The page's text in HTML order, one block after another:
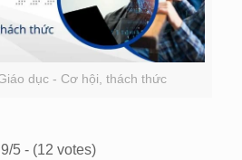
dục - Cơ hội, thách thức
5 - (12 votes)